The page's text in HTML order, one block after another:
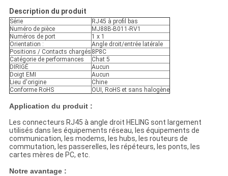
Description du produit
Série
RJ45 à profil bas
Numéro de pièce
MJ88B-B011-RV1
Numéros de port
1 x 1
Orientation :
Angle droit/entrée latérale
Positions / Contacts chargés 8P8C
Catégorie de performances
Chat 5
DIRIGÉ
Aucun
Doigt EMI
Aucun
Lieu d'origine
Chine
Conforme RoHS
OUI, RoHS et sans halogène
Application du produit :
Les connecteurs RJ45 à angle droit HELING sont largement
utilisés dans les équipements réseau, les équipements de
communication, les modems, les hubs, les routeurs de
commutation, les passerelles, les répéteurs, les ponts, les
cartes mères de PC, etc.
Notre avantage :